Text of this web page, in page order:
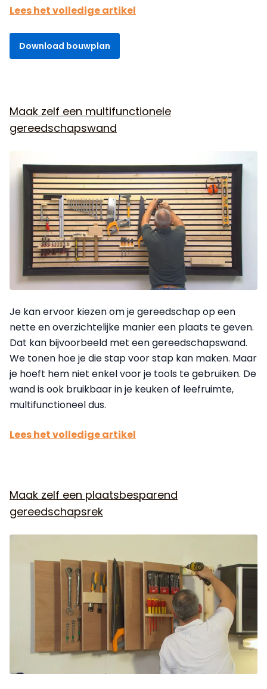
Lees het volledige artikel
Download bouwplan
Maak zelf een multifunctionele
gereedschapswand
Je kan ervoor kiezen om je gereedschap op een
nette en overzichtelijke manier een plaats te geven.
Dat kan bijvoorbeeld met een gereedschapswand.
We tonen hoe je die stap voor stap kan maken. Maar
je hoeft hem niet enkel voor je tools te gebruiken. De
wand is ook bruikbaar in je keuken of leefruimte,
multifunctioneel dus.
Lees het volledige artikel
Maak zelf een plaatsbesparend
gereedschapsrek